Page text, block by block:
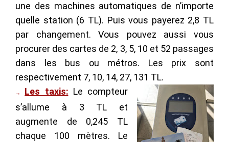
une des machines automatiques de n’importe
quelle station (6 TL). Puis vous payerez 2,8 TL
par changement. Vous pouvez aussi vous
procurer des cartes de 2, 3, 5, 10 et 52 passages
dans les bus ou métros. Les prix sont
respectivement 7, 10, 14, 27, 131 TL.
→ Les taxis: Le compteur
s’allume à 3 TL et
augmente de 0,245 TL
chaque 100 mètres. Le